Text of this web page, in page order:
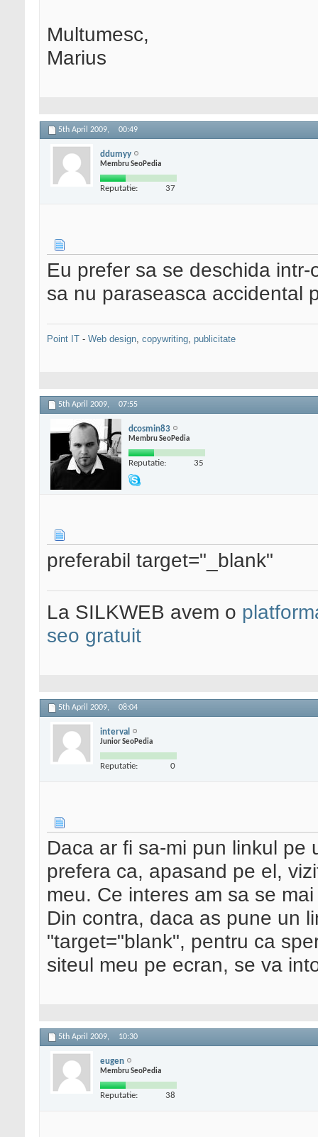
Multumesc,
Marius
5th April 2009, 00:49
ddumyy
Membru SeoPedia
Reputatie: 37
Eu prefer sa se deschida
sa nu paraseasca accidental
Point IT - Web design, copywriting, publicitate
5th April 2009, 07:55
dcosmin83
Membru SeoPedia
Reputatie: 35
preferabil target="_blank"
La SILKWEB avem o
seo gratuit
5th April 2009, 08:04
interval
Junior SeoPedia
Reputatie: 0
Daca ar fi sa-mi pun linkul pe
prefera ca, apasand pe el,
meu. Ce interes am sa se
Din contra, daca as pune un
"target="blank", pentru ca
siteul meu pe ecran, se va
5th April 2009, 10:30
eugen
Membru SeoPedia
Reputatie: 38